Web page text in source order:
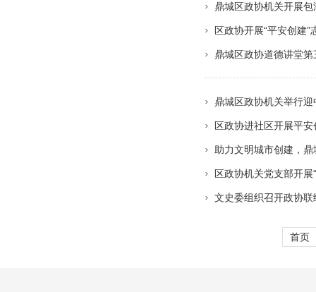
鼎城区政协机关开展包
区政协开展“平安创建”
鼎城区政协道德讲堂第
鼎城区政协机关举行
区政协进社区开展平
助力文明城市创建，
区政协机关党支部开
文史委组织召开政协
首页